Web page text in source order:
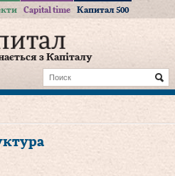
Capital time Капитал 500
з Капіталу